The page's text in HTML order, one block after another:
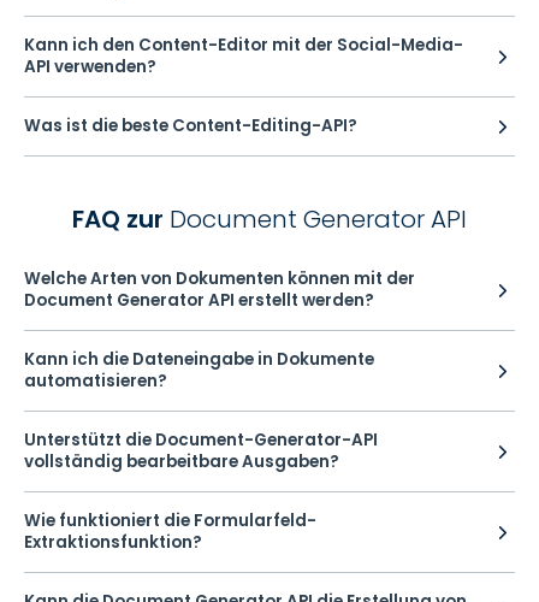
Kann ich den Content-Editor mit der Social-Media-
API verwenden?
Was ist die beste Content-Editing-API?
FAQ zur Document Generator API
Welche Arten von Dokumenten können mit der
Document Generator API erstellt werden?
Kann ich die Dateneingabe in Dokumente
automatisieren?
Unterstützt die Document-Generator-API
vollständig bearbeitbare Ausgaben?
Wie funktioniert die Formularfeld-
Extraktionsfunktion?